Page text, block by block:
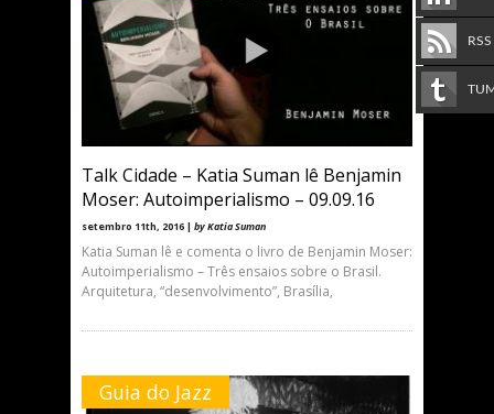
Talk Cidade – Katia Suman lê Benjamin
Moser: Autoimperialismo – 09.09.16
setembro 11th, 2016 | by Katia Suman
Katia Suman lê e comenta o livro de Benjamin Moser:
Autoimperialismo – Três ensaios sobre o Brasil.
Arquitetura, “desenvolvimento”, Brasília,
Guia do Jazz
RSS